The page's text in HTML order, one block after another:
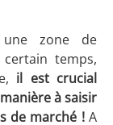
zone de
temps,
il est crucial
à saisir
de marché !A